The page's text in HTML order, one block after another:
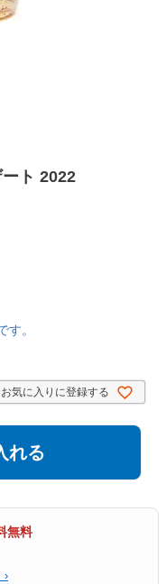
ト 2022
。
お気に入りに登録する
れる
無料